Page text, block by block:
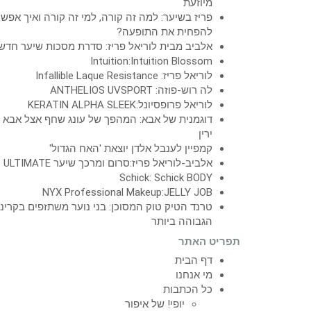
מיוזעת
פריז בשיער: למה זה קורה, למי זה קורה ואיך
להפחית את התופעה?
אלביב מבית לוריאל פריז: סדרת מסכות שיער
Intuition:Intuition Blossom
לוריאל פריז: Infallible Laque Resistance
לה רוש-פוזה: ANTHELIOS UVSPORT
לוריאל פרופסיונל:KERATIN ALPHA SLEEK
דוגמנית של אבא: המהפך של עונג שחף אצל אבא
ירין
קמפיין לענבל אלדן יוצאת 'האח הגדול'
אלביב-לוריאל פריז:סרום ומרכך שיער ULTIMATE
Schick: Schick BODY
NYX Professional Makeup:JELLY JOB
טרנד הטיק טוק המסוכן: בני נוער משתזפים
הגבוהה ביותר
תפריט האתר
דף הבית
מי אנחנו
כל הכתבות
יופי! של איפור